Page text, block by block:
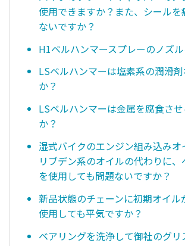
使用できますか？また、シールを
ないですか？
H1ベルハンマースプレーのノズ
LSベルハンマーは塩素系の潤滑
か？
LSベルハンマーは金属を腐食さ
か？
湿式バイクのエンジン組み込みオ
リブデン系のオイルの代わりに、
を使用しても問題ないですか？
新品状態のチェーンに初期オイル
使用しても平気ですか？
ベアリングを洗浄して御社のグリ